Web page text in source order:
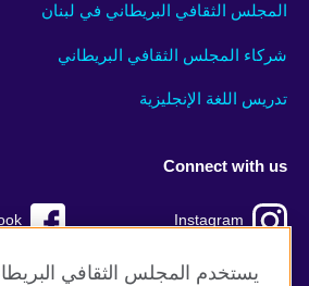
المجلس الثقافي البريطاني في لبنان
شركاء المجلس الثقافي البريطاني
تدريس اللغة الإنجليزية
Connect with us
Instagram
Twitter
يستخدم المجلس الثقافي